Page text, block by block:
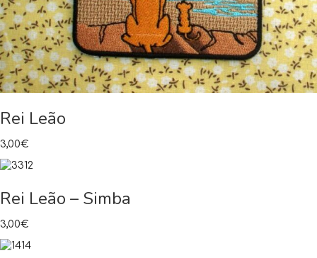
Rei Leão
3,00€
Rei Leão – Simba
3,00€